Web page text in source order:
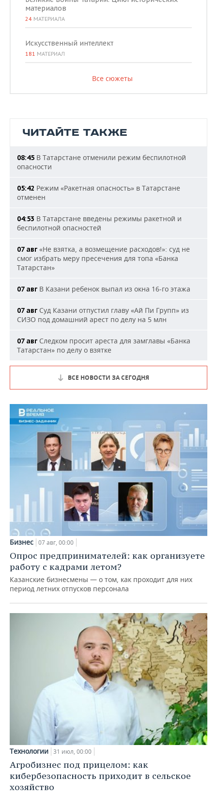
материалов
24 МАТЕРИАЛА
Искусственный интеллект
181 МАТЕРИАЛ
Все сюжеты
ЧИТАЙТЕ ТАКЖЕ
08:45 В Татарстане отменили режим беспилотной
опасности
05:42 Режим «Ракетная опасность» в Татарстане
отменен
04:53 В Татарстане введены режимы ракетной и
беспилотной опасностей
07 авг «Не взятка, а возмещение расходов!»: суд не
смог избрать меру пресечения для топа «Банка
Татарстан»
07 авг В Казани ребенок выпал из окна 16-го этажа
07 авг Суд Казани отпустил главу «Ай Пи Групп» из
СИЗО под домашний арест по делу на 5 млн
07 авг Следком просит ареста для замглавы «Банка
Татарстан» по делу о взятке
ВСЕ НОВОСТИ ЗА СЕГОДНЯ
Бизнес 07 авг, 00:00
Опрос предпринимателей: как организуете
работу с кадрами летом?
Казанские бизнесмены — о том, как проходит для них
период летних отпусков персонала
Технологии 31 июл, 00:00
Агробизнес под прицелом: как
кибербезопасность приходит в сельское
хозяйство